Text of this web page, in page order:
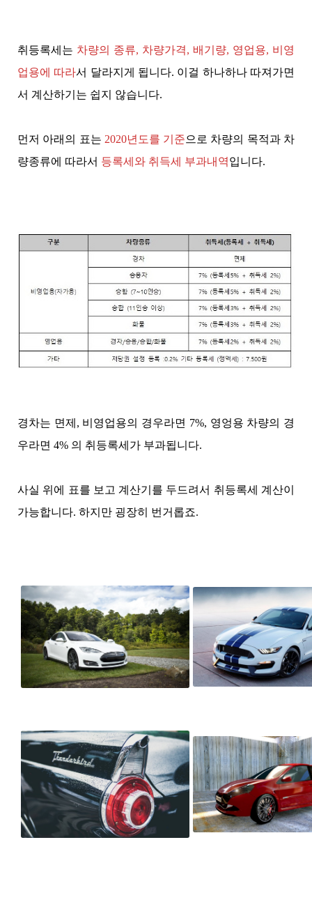
취등록세는 차량의 종류, 차량가격, 배기량, 영업용, 비영
업용에 따라서 달라지게 됩니다. 이걸 하나하나 따져가면
서 계산하기는 쉽지 않습니다.
먼저 아래의 표는 2020년도를 기준으로 차량의 목적과 차
량종류에 따라서 등록세와 취득세 부과내역입니다.
경차는 면제, 비영업용의 경우라면 7%, 영엉용 차량의 경
우라면 4% 의 취등록세가 부과됩니다.
사실 위에 표를 보고 계산기를 두드려서 취등록세 계산이
가능합니다. 하지만 굉장히 번거롭죠.